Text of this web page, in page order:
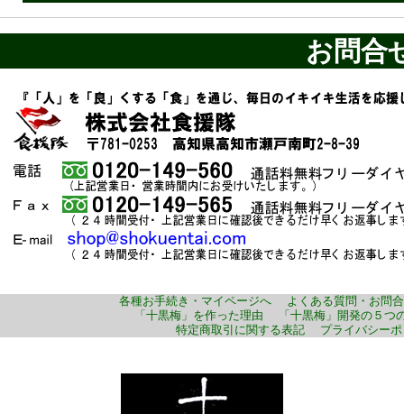
お問合
各種お手続き・マイページへ
よくある質問・お問
「十黒梅」を作った理由
「十黒梅」開発の５つ
特定商取引に関する表記
プライバシー